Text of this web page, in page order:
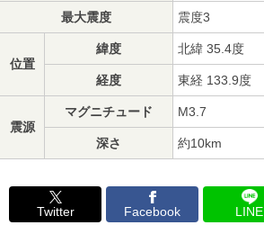
最大震度 震度3
位置
緯度 北緯 35.4度
経度 東経 133.9度
震源
マグニチュード M3.7
深さ 約10km
Twitter Facebook LINE